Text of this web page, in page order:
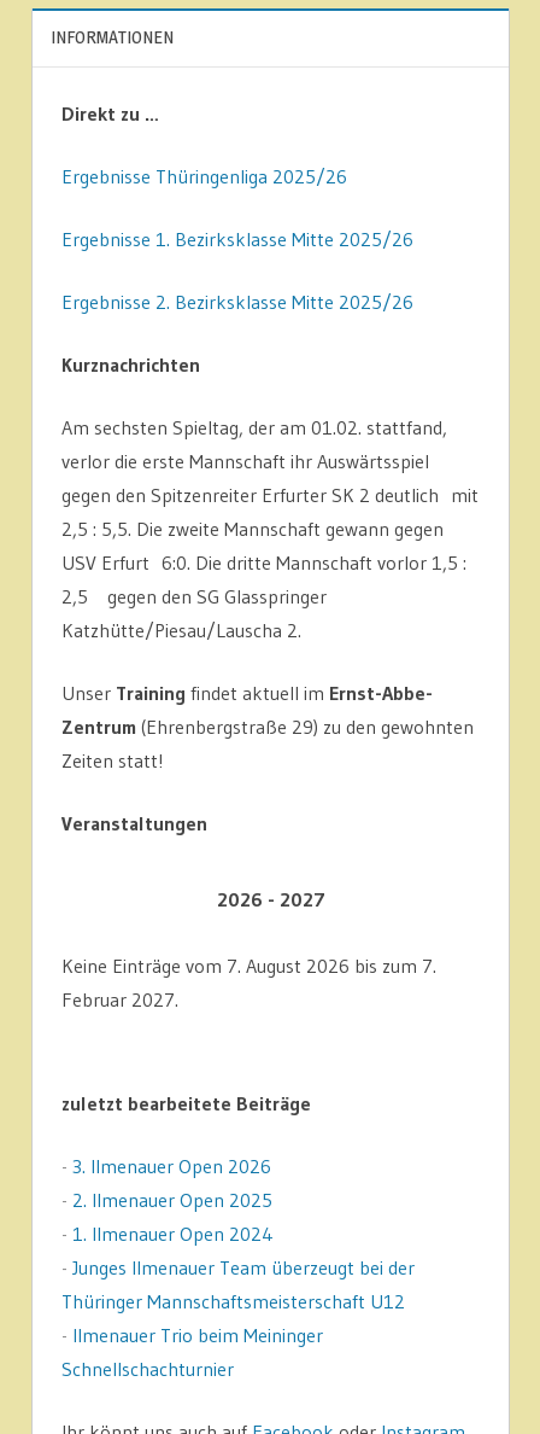
INFORMATIONEN
Direkt zu …
Ergebnisse Thüringenliga 2025/26
Ergebnisse 1. Bezirksklasse Mitte 2025/26
Ergebnisse 2. Bezirksklasse Mitte 2025/26
Kurznachrichten
Am sechsten Spieltag, der am 01.02. stattfand,
verlor die erste Mannschaft ihr Auswärtsspiel
gegen den Spitzenreiter Erfurter SK 2 deutlich mit
2,5 : 5,5. Die zweite Mannschaft gewann gegen
USV Erfurt 6:0. Die dritte Mannschaft vorlor 1,5 :
2,5 gegen den SG Glasspringer
Katzhütte/Piesau/Lauscha 2.
Unser Training findet aktuell im Ernst-Abbe-
Zentrum (Ehrenbergstraße 29) zu den gewohnten
Zeiten statt!
Veranstaltungen
2026 - 2027
Keine Einträge vom 7. August 2026 bis zum 7.
Februar 2027.
zuletzt bearbeitete Beiträge
- 3. Ilmenauer Open 2026
- 2. Ilmenauer Open 2025
- 1. Ilmenauer Open 2024
- Junges Ilmenauer Team überzeugt bei der
Thüringer Mannschaftsmeisterschaft U12
- Ilmenauer Trio beim Meininger
Schnellschachturnier